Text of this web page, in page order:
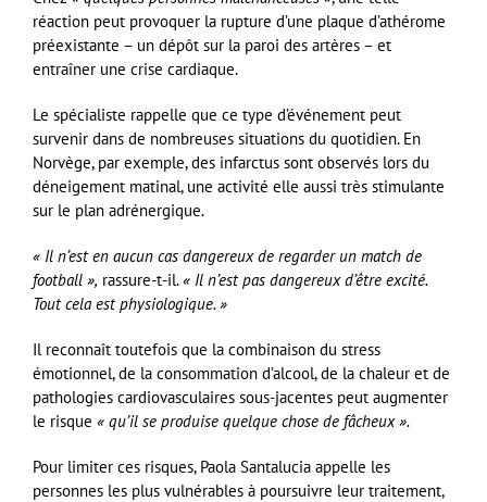
réaction peut provoquer la rupture d’une plaque d’athérome
préexistante – un dépôt sur la paroi des artères – et
entraîner une crise cardiaque.
Le spécialiste rappelle que ce type d’événement peut
survenir dans de nombreuses situations du quotidien. En
Norvège, par exemple, des infarctus sont observés lors du
déneigement matinal, une activité elle aussi très stimulante
sur le plan adrénergique.
« Il n’est en aucun cas dangereux de regarder un match de
football », rassure-t-il.« Il n’est pas dangereux d’être excité.
Tout cela est physiologique. »
Il reconnaît toutefois que la combinaison du stress
émotionnel, de la consommation d’alcool, de la chaleur et de
pathologies cardiovasculaires sous-jacentes peut augmenter
le risque « qu’il se produise quelque chose de fâcheux ».
Pour limiter ces risques, Paola Santalucia appelle les
personnes les plus vulnérables à poursuivre leur traitement,